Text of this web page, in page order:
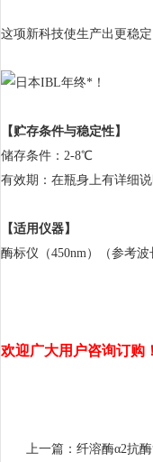
这项新科技使生产出更稳
【贮存条件与稳定性】
储存条件：2-8℃
有效期：在瓶身上有详细
【适用仪器】
酶标仪（450nm）（参考波
欢迎广大用户咨询订购
上一篇： 纤溶酶α2抗